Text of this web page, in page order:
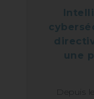
une
Depuis